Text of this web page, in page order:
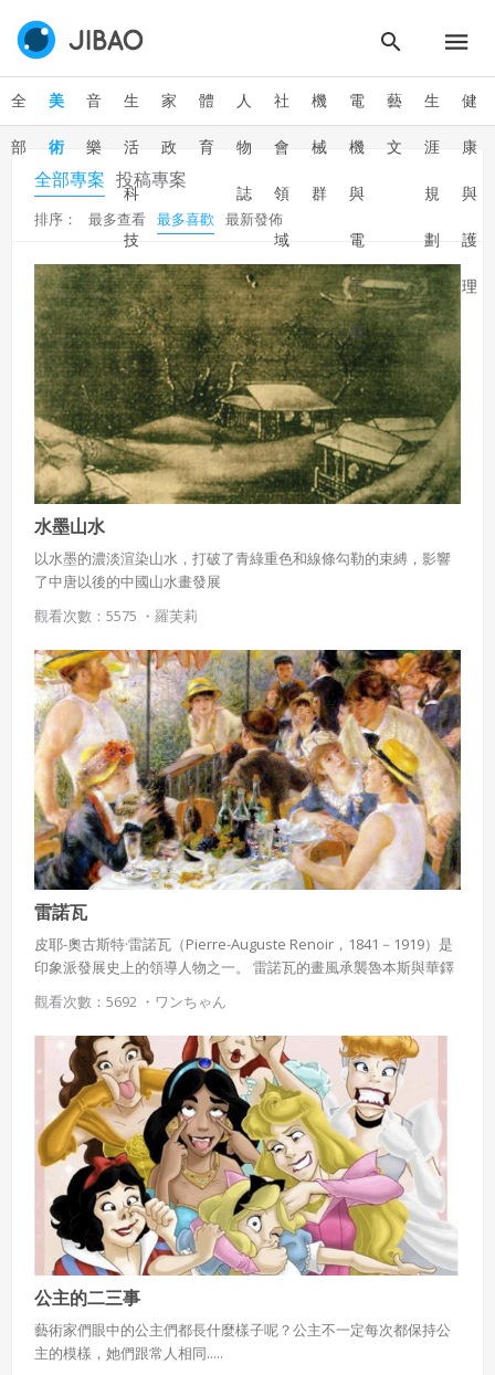
全
部
美
術
音
樂
生
活
科
技
家
政
體
育
人
物
誌
社
會
領
域
機
械
群
電
機
與
電
子
群
藝
文
生
涯
規
劃
健
康
與
護
理
全部專案 投稿專案
排序： 最多查看 最多喜歡 最新發佈
水墨山水
以水墨的濃淡渲染山水，打破了青綠重色和線條勾勒的束縛，影響
了中唐以後的中國山水畫發展
觀看次數：5575 ・ 羅芙莉
雷諾瓦
皮耶-奧古斯特·雷諾瓦（Pierre-Auguste Renoir，1841－1919）是
印象派發展史上的領導人物之一。 雷諾瓦的畫風承襲魯本斯與華鐸
的傳統，對於女性形體的描繪特別著名。
觀看次數：5692 ・ ワンちゃん
公主的二三事
藝術家們眼中的公主們都長什麼樣子呢？公主不一定每次都保持公
主的模樣，她們跟常人相同.....